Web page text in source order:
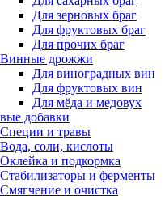
Для зерновых браг
Для фруктовых браг
Для прочих браг
Винные дрожжи
Для виноградных вин
Для фруктовых вин
Для мёда и медовух
добавки
Специи и травы
Вода, соли, кислоты
Оклейка и подкормка
Стабилизаторы и ферменты
Смягчение и очистка